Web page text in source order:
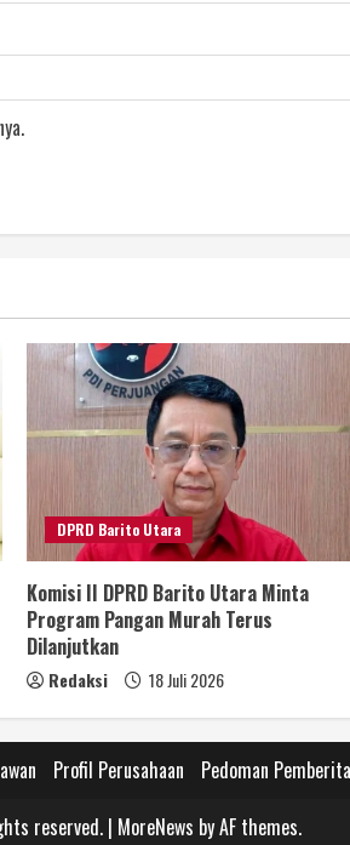
DPRD Barito Utara
Komisi II DPRD Barito Utara Minta
Program Pangan Murah Terus
Dilanjutkan
Redaksi 18 Juli 2026
Profil Perusahaan
Pedoman
reserved. | MoreNews by AF themes.